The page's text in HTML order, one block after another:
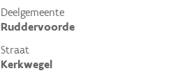
Deelgemeente
Ruddervoorde
Straat
Kerkwegel